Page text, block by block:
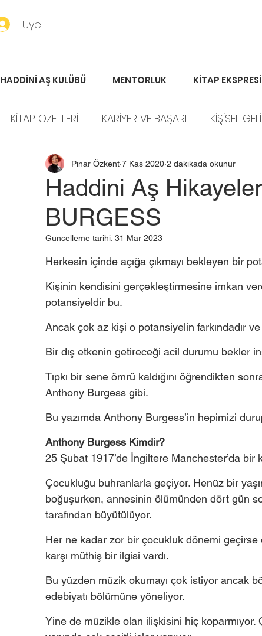
Üye Girişi
HADDİNİ AŞ KULÜBÜ MENTORLUK KİTAP EKSPRESİ
KİTAP ÖZETLERİ KARİYER VE BAŞARI KİŞİSEL
HADDİNİ AŞ HİKAYELERİ PORTFÖY HABERLERİ
Haddini Aş
BURGESS
Pınar Özkent 7 Kas 2020 2 dakikada okunur
Güncelleme tarihi: 31 Mar 2023
Herkesin içinde açığa çıkmayı bekleyen bir
Kişinin kendisini gerçekleştirmesine imkan
potansiyeldir bu.
Ancak çok az kişi o potansiyelin farkındadır
Bir dış etkenin getireceği acil durumu bekler
Tıpkı bir sene ömrü kaldığını öğrendikten
Anthony Burgess gibi.
Bu yazımda Anthony Burgess’in hepimizi
Anthony Burgess Kimdir?
25 Şubat 1917’de İngiltere Manchester’da
Çocukluğu buhranlarla geçiyor. Henüz bir
boğuşurken, annesinin ölümünden dört gün
tarafından büyütülüyor.
Her ne kadar zor bir çocukluk dönemi geçirse
karşı müthiş bir ilgisi vardı.
Bu yüzden müzik okumayı çok istiyor ancak
edebiyatı bölümüne yöneliyor.
Yine de müzikle olan ilişkisini hiç koparmıyor.